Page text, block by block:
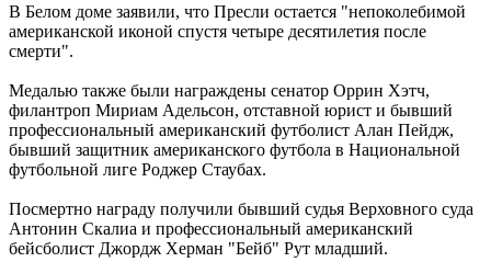
В Белом доме заявили, что Пресли остается "непоколебимой
американской иконой спустя четыре десятилетия после
смерти".
Медалью также были награждены сенатор Оррин Хэтч,
филантроп Мириам Адельсон, отставной юрист и бывший
профессиональный американский футболист Алан Пейдж,
бывший защитник американского футбола в Национальной
футбольной лиге Роджер Стаубах.
Посмертно награду получили бывший судья Верховного суда
Антонин Скалиа и профессиональный американский
бейсболист Джордж Херман "Бейб" Рут младший.